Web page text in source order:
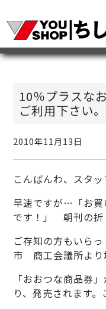
10％プラスな
ご利用下さい。
2010年11月13日
こんばんわ、スタッ
早速ですが…「お買
です！」 朝刊の折
ご存知の方もいら
市 商工会議所より
「おおつな商品券
り、発売されます